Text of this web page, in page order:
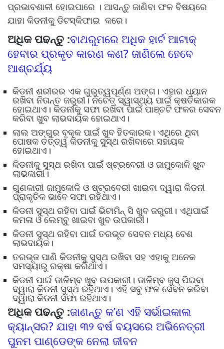
ପ୍ରଭାବଶାଳୀ ହୋଇପାରେ । ଆସନ୍ତୁ ଜାଣିବା ଫଳ ବିଷୟରେ
ଯାହା କିଡନୀକୁ ଡିଟସ୍କିଫାଇ କରେ।
ଅଧିକ ପଢନ୍ତୁ :ବାଥରୁମରେ ଅଧିକ ହାର୍ଟ ଆଟାକ୍
ହେବାର ପ୍ରକୃତ କାରଣ କଣ? ଜାଣିଲେ ହେବେ
ଆଶ୍ଚର୍ଯ୍ୟ
କିଡନୀ ଶରୀରର ଏକ ଗୁରୁତ୍ୱପୂର୍ଣ୍ଣ ଅଙ୍ଗ। ଏହାର ଧ୍ୟାନ
ରଖିବା ନିତାନ୍ତ ଜରୁରୀ। ନଚେତ୍‌‌ ସ୍ୱାସ୍ଥ୍ୟ ପାଇଁ କ୍ଷତିକାରକ
ହୋଇଥାଏ। କିଡନୀକୁ ସଫା ରଖିବା ପାଇଁ ପାଞ୍ଚଟି ଫଳର ସେବନ
କରିବା ଖୁବ ଲାଭଦାୟକ ହୋଇଥାଏ।
ଲାଲ ଅଙ୍ଗୁର ବୃକ୍‌‌କ ପାଇଁ ଖୁବ ହିତକାରକ। ଏଥିରେ ଥିବା
ପୋଷକ ତତ୍ତ୍ୱ କିଡନୀକୁ ସୁସ୍ଥ ରଖିବାରେ ସହାୟକ
ହୋଇଥାଏ।
କିଡନୀକୁ ସୁସ୍ଥ ରଖିବା ପାଇଁ ଷ୍ଟ୍ରବେରୀ ଓ ଜାମୁକୋଳି ଖୁବ
ଲାଭକାରୀ।
ଗୁଣକାରୀ ଜାମୁକୋଳି ଓ ଷ୍ଟ୍ରବେରୀ ଖାଇବା ଦ୍ୱାରା କିଡନୀ
ପ୍ରାକୃତିକ ଭାବେ ସଫା ରହିଥାଏ।
କିଡନୀ ସୁସ୍ଥ ରହିବା ପାଇଁ ଭିଟାମିନ୍‌‌ ସି ଖୁବ ଜରୁରୀ। ଏଥିପାଇଁ
କମଳା ଓ ଲେମ୍ବୁ ଖାଇବା ଖୁବ ଉପକାରୀ।
କିଡନୀ ସୁସ୍ଥ ରହିବା ପାଇଁ ତରଭୂତ ସେବନ ମଧ୍ୟ ବେଶ
ଲାଭଦାୟକ।
ତରଭୂଜ ପାଣି କିଡନୀକୁ ସୁସ୍ଥ ରଖିବା ସହ ଏହାକୁ ଅନେକ
ସମସ୍ୟାରୁ ରକ୍ଷା କରିଥାଏ।
କିଡନୀ ପାଇଁ ଡାଳିମ୍ବ ଖୁବ ଉପକାରୀ। ଡାଳିମ୍ବ ଜୁସ୍‌‌ ପିଇବା
ଦ୍ୱାରା କିଡନୀ ସୁସ୍ଥ ରହିଥାଏ। ଏହି ସବୁ ଫଳ ସେବନ କରିବା
ଦ୍ୱାରା କିଡନୀ ସଫା ରହିଥାଏ।
ଅଧିକ ପଢନ୍ତୁ :ଜାଣନ୍ତୁ କ’ଣ ଏହି ସର୍ଭାଇକାଲ
କ୍ୟାନ୍ସର? ଯାହା ୩୨ ବର୍ଷ ବୟସରେ ଅଭିନେତ୍ରୀ
ପୁନମ ପାଣ୍ଡେଙ୍କ ନେଲା ଜୀବନ